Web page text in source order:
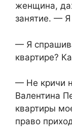
женщина,
занятие. —
— Я
квартире?
— Не кричи
Валентина
квартиры
право